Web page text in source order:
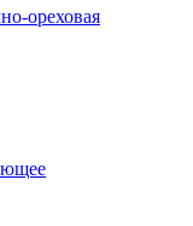
ореховая